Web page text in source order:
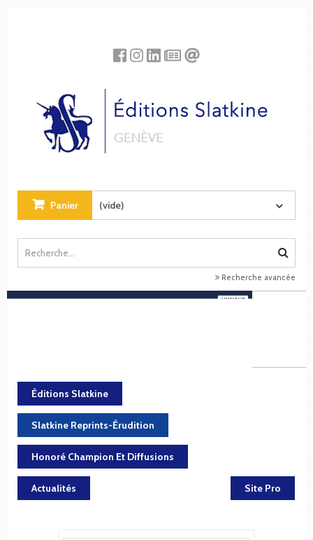
Panier (vide)
Recherche avancée
Éditions Slatkine
Slatkine Reprints-Érudition
Honoré Champion Et Diffusions
Actualités Site Pro